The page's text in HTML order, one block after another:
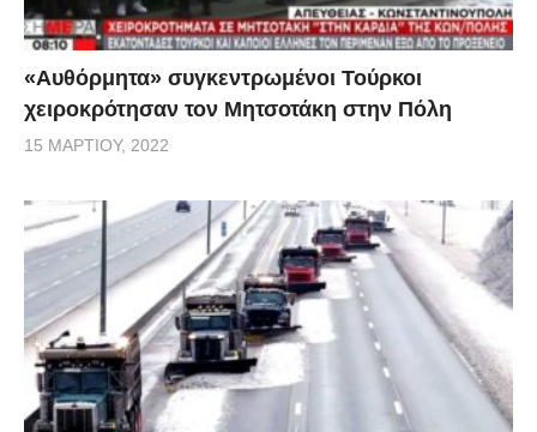
«Αυθόρμητα» συγκεντρωμένοι Τούρκοι
χειροκρότησαν τον Μητσοτάκη στην Πόλη
15 ΜΑΡΤΊΟΥ, 2022